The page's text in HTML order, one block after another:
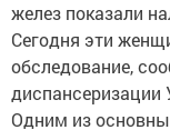
желез показали
Сегодня эти
обследование,
диспансеризации
Одним из